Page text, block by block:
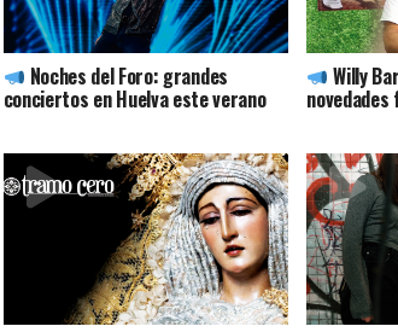
Noches del Foro: grandes
conciertos en Huelva este verano
Willy